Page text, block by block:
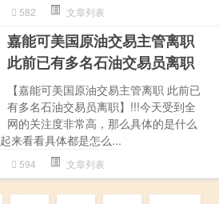
582 文章列表
嘉能可美国原油交易主管离职
此前已有多名石油交易员离职
【嘉能可美国原油交易主管离职 此前已
有多名石油交易员离职】!!!今天受到全
网的关注度非常高，那么具体的是什么
来看看具体都是怎么...
594 文章列表